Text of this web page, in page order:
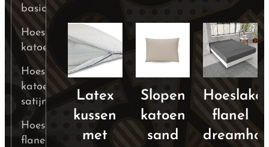
basic
Hoeslaken
katoen
Hoeslakens
katoen-
satijn
Hoeslakens
flanel
Latex
kussen
met
Slopen
katoen
sand
flanel